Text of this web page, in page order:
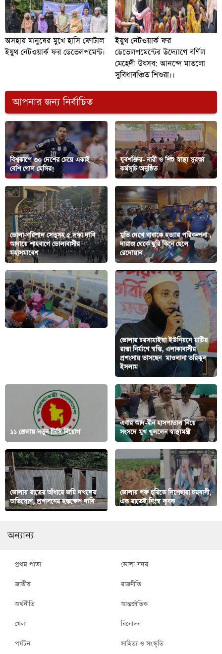
অসহায় মানুষের মুখে হাসি ফোটাল
ইয়ুথ নেটওয়ার্ক ফর ডেভেলপমেন্ট।
ইয়ুথ নেটওয়ার্ক ফর
ডেভেলপমেন্টের উদ্যোগে বর্ণিল
মেহেদী উৎসব: আনন্দে মাতলো
সুবিধাবঞ্চিত শিশুরা।।
আপনার জন্য নির্বাচিত
বিশ্বকাপে ৩০ দেশের চেয়ে একাই
বেশি গোল মেসির!
যুবশক্তির- নারী ও শিশু স্বাস্থ্য সুরক্ষা
কর্মসূচি অনুষ্ঠিত
ভোলা-বরিশাল সেতুসহ ৫ দফা দাবি
আদায়ে শাহবাগে ভোলাবাসীর
মহাসমাবেশ
মুভি দেখে বাবাকে হত্যার পরিকল্পনা ,
দারাজ থেকে ছুরি কিনে ছেলে
রেদোয়ান
ভোলার চরসামাইয়া ইউনিয়নে মাটির
রাস্তা নির্মাণে স্বস্তি, এলাকাবাসীর
প্রশংসায় ভাসছেন মাওলানা তরিকুল
ইসলাম
১১ জেলায় নতুন ডিসি নিয়োগ
এবার আদ-দ্বীন হাসপাতাল নিয়ে
সংসদে মুখ খুললেন স্বাস্থ্যমন্ত্রী
ভোলায় রাতের আঁধারে জমি দখলের
অভিযোগ, প্রশাসনের হস্তক্ষেপ দাবি
ভোলায় গরু চুরিতে দিশেহারা চরবাসী,
এক রাতেই নিঃস্ব কৃষক
অন্যান্য
প্রথম পাতা ভোলা সদর
জাতীয় রাজনীতি
অর্থনীতি আন্তর্জাতিক
খেলা বিনোদন
পর্যটন সাহিত্য ও সংস্কৃতি